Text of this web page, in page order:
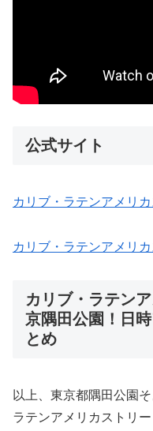
公式サイト
カリブ・ラテンアメリ
カリブ・ラテンアメリ
カリブ・ラテン
京隅田公園！日
とめ
以上、東京都隅田公園
ラテンアメリカストリ